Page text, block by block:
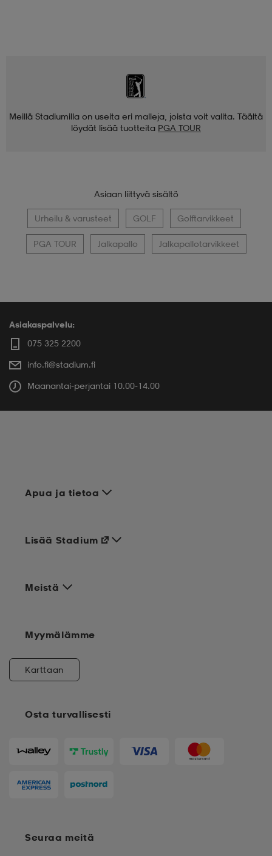
Meillä Stadiumilla on useita eri malleja, joista voit valita. Täältä
löydät lisää tuotteita PGA TOUR
Asiaan liittyvä sisältö
Urheilu & varusteet GOLF Golftarvikkeet
PGA TOUR Jalkapallo Jalkapallotarvikkeet
Asiakaspalvelu:
075 325 2200
info.fi@stadium.fi
Maanantai-perjantai 10.00-14.00
Apua ja tietoa
Meistä
Osta turvallisesti
Lisää Stadium
Myymälämme
Karttaan
Seuraa meitä